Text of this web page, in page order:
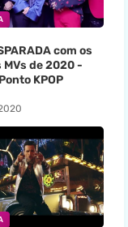
com os
de 2020 -
KPOP